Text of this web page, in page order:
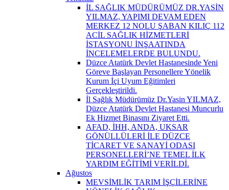
İL SAĞLIK MÜDÜRÜMÜZ DR.YASİN
YILMAZ, YAPIMI DEVAM EDEN
MERKEZ 12 NOLU ŞABAN KILIÇ 112
ACİL SAĞLIK HİZMETLERİ
İSTASYONU İNŞAATINDA
İNCELEMELERDE BULUNDU.
Düzce Atatürk Devlet Hastanesinde Yeni
Göreve Başlayan Personellere Yönelik
Kurum İçi Uyum Eğitimleri
Gerçekleştirildi.
İl Sağlık Müdürümüz Dr.Yasin YILMAZ,
Düzce Atatürk Devlet Hastanesi Muncurlu
Ek Hizmet Binasını Ziyaret Etti.
AFAD, İHH, ANDA, UKSAR
GÖNÜLLÜLERİ İLE DÜZCE
TİCARET VE SANAYİ ODASI
PERSONELLERİ’NE TEMEL İLK
YARDIM EĞİTİMİ VERİLDİ.
Ağustos
MEVSİMLİK TARIM İŞÇİLERİNE